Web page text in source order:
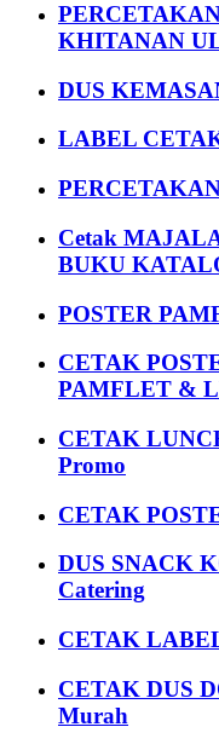
KHITANAN
DUS
LABEL
Cetak
BUKU
POSTER
CETAK
PAMFLET &
CETAK
Promo
CETAK
DUS SNACK
Catering
CETAK
CETAK DUS
Murah